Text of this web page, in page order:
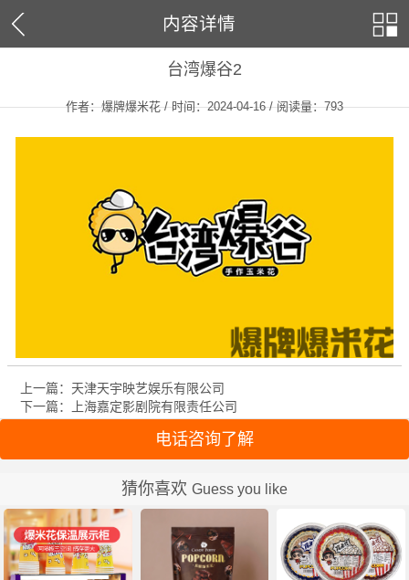
内容详情
台湾爆谷2
作者：爆牌爆米花 / 时间：2024-04-16 / 阅读量：793
上一篇：天津天宇映艺娱乐有限公司
下一篇：上海嘉定影剧院有限责任公司
电话咨询了解
猜你喜欢 Guess you like